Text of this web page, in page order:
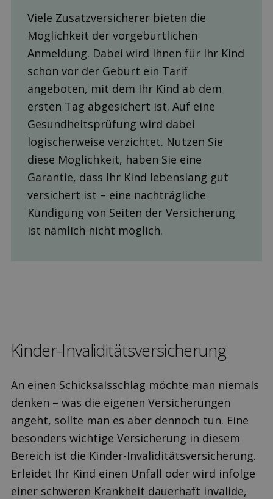
Viele Zusatzversicherer bieten die
Möglichkeit der vorgeburtlichen
Anmeldung. Dabei wird Ihnen für Ihr Kind
schon vor der Geburt ein Tarif
angeboten, mit dem Ihr Kind ab dem
ersten Tag abgesichert ist. Auf eine
Gesundheitsprüfung wird dabei
logischerweise verzichtet. Nutzen Sie
diese Möglichkeit, haben Sie eine
Garantie, dass Ihr Kind lebenslang gut
versichert ist – eine nachträgliche
Kündigung von Seiten der Versicherung
ist nämlich nicht möglich.
Kinder-Invaliditätsversicherung
An einen Schicksalsschlag möchte man niemals
denken – was die eigenen Versicherungen
angeht, sollte man es aber dennoch tun. Eine
besonders wichtige Versicherung in diesem
Bereich ist die Kinder-Invaliditätsversicherung.
Erleidet Ihr Kind einen Unfall oder wird infolge
einer schweren Krankheit dauerhaft invalide,